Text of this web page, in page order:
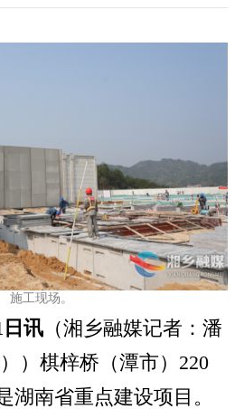
施工现场。
日讯（湘乡融媒记者：潘
）棋梓桥（潭市）220
湖南省重点建设项目。